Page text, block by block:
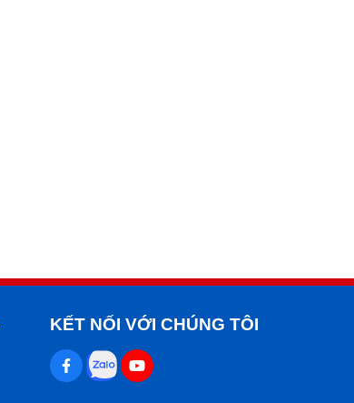
KẾT NỐI VỚI CHÚNG TÔI